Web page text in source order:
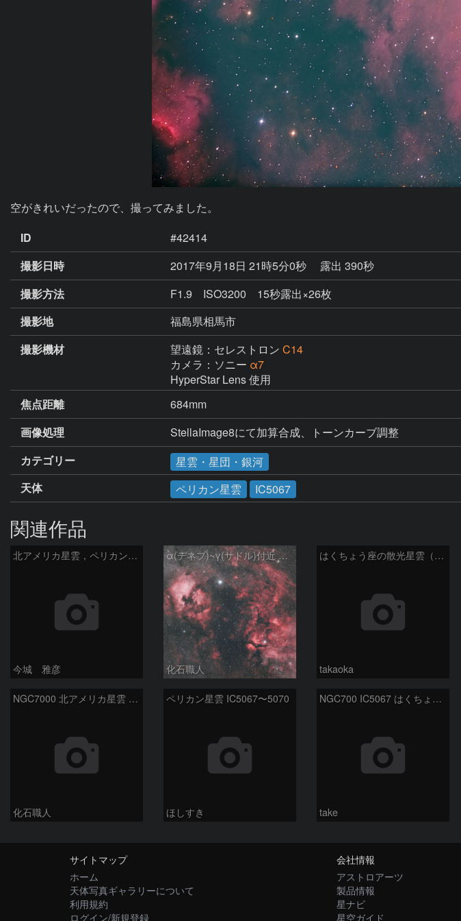
空がきれいだったので、撮ってみました。
ID
#42414
撮影日時
2017年9月18日 21時5分0秒
露出 390秒
撮影方法
F1.9 ISO3200 15秒露出×26枚
撮影地
福島県相馬市
撮影機材
望遠鏡：セレストロン C14
カメラ：ソニー α7
HyperStar Lens 使用
焦点距離
684mm
画像処理
StellaImage8にて加算合成、トーンカーブ調整
カテゴリー
星雲・星団・銀河
天体
ペリカン星雲 IC5067
関連作品
北アメリカ星雲，ペリカン星雲，サドル付近，クレセント星雲，網状星雲・・・etc
今城 雅彦
α(デネブ)~γ(サドル)付近 NGC7000 北アメリカ星雲 IC5067~5070 ペリカン星雲 はくちょう座
化石職人
はくちょう座の散光星雲（１００ｍｍ）
takaoka
NGC7000 北アメリカ星雲 IC5067~5070 ペリカン星雲 はくちょう座
化石職人
ペリカン星雲 IC5067〜5070
ほしすき
NGC700 IC5067 はくちょう座
take
サイトマップ
ホーム
天体写真ギャラリーについて
利用規約
ログイン/新規登録
会社情報
アストロアーツ
製品情報
星ナビ
星空ガイド